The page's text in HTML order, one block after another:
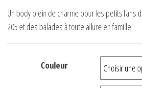
Un body plein de charme pour les petits fans
205 et des balades à toute allure en famille.
Couleur